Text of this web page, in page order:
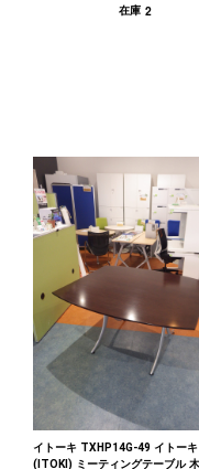
在庫 2
イトーキ TXHP14G-49 イトーキ
(ITOKI) ミーティングテーブル 木